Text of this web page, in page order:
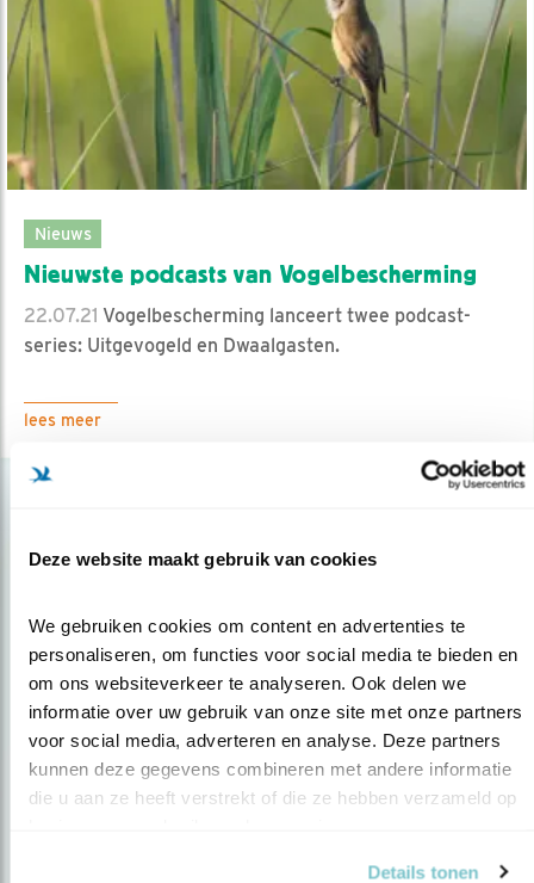
Deze website maakt gebruik van cookies
We gebruiken cookies om content en advertenties te
personaliseren, om functies voor social media te bieden en
om ons websiteverkeer te analyseren. Ook delen we
informatie over uw gebruik van onze site met onze partners
voor social media, adverteren en analyse. Deze partners
kunnen deze gegevens combineren met andere informatie
die u aan ze heeft verstrekt of die ze hebben verzameld op
Details tonen
Nieuws
Nieuwste podcasts van Vogelbescherming
22.07.21 Vogelbescherming lanceert twee podcast-
series: Uitgevogeld en Dwaalgasten.
lees meer
Op de hoogte blijven?
over vogels en activiteiten van Vogelbescherming.
AANMELDEN VOGELNIEUWS